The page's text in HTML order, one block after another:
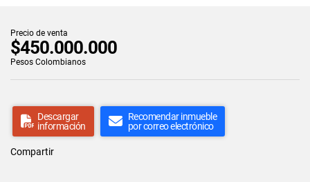
Precio de venta
$450.000.000
Pesos Colombianos
Descargar
información
Recomendar inmueble
por correo electrónico
Compartir